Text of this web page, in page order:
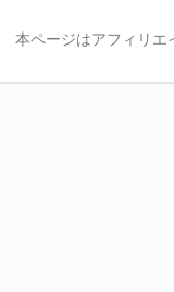
本ページはアフィリ